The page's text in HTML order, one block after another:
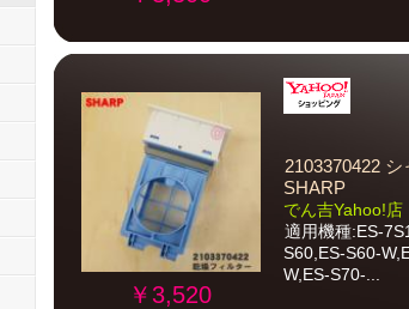
￥3,520
2103370422
SHARP
でん吉Yahoo!店
適用機種:ES-
S60,ES-S60-
W,ES-S70-...